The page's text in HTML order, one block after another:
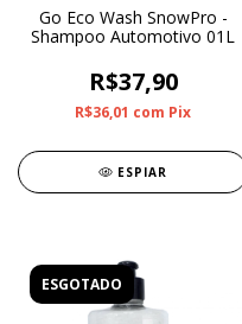
Go Eco Wash SnowPro -
Shampoo Automotivo 01L
R$37,90
R$36,01 com Pix
ESPIAR
ESGOTADO